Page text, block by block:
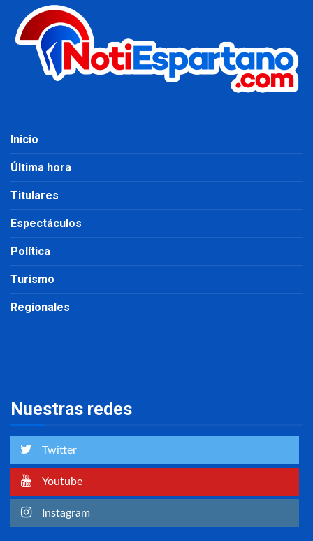
Inicio
Última hora
Titulares
Espectáculos
Política
Turismo
Regionales
Nuestras redes
Twitter
Youtube
Instagram